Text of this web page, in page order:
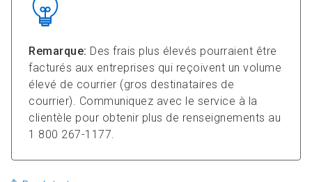
Remarque: Des frais plus élevés pourraient être
facturés aux entreprises qui reçoivent un volume
élevé de courrier (gros destinataires de
courrier). Communiquez avec le service à la
clientèle pour obtenir plus de renseignements au
1 800 267-1177.